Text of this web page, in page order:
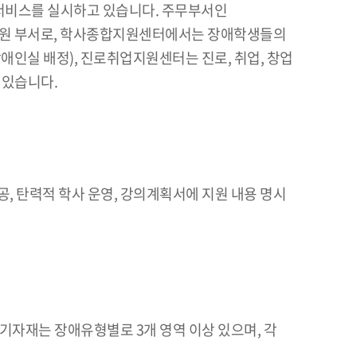
스를 실시하고 있습니다. 주무부서인
부서로, 학사종합지원센터에서는 장애학생들의
인실 배정), 진로취업지원센터는 진로, 취업, 창업
습니다.
탄력적 학사 운영, 강의계획서에 지원 내용 명시
자재는 장애유형별로 3개 영역 이상 있으며, 각